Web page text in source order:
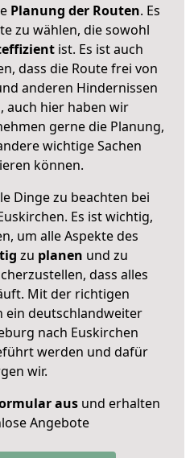
Planung der Routen. Es
zu wählen, die sowohl
ist. Es ist auch
dass die Route frei von
anderen Hindernissen
auch hier haben wir
gerne die Planung,
wichtige Sachen
können.
Dinge zu beachten bei
Es ist wichtig,
um alle Aspekte des
zu planen und zu
dass alles
Mit der richtigen
ein deutschlandweiter
nach Euskirchen
werden und dafür
wir.
ausund erhalten
Angebote